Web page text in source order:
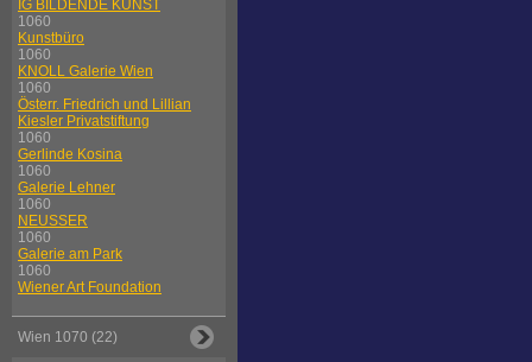
IG BILDENDE KUNST
1060
Kunstbüro
1060
KNOLL Galerie Wien
1060
Österr. Friedrich und Lillian
Kiesler Privatstiftung
1060
Gerlinde Kosina
1060
Galerie Lehner
1060
NEUSSER
1060
Galerie am Park
1060
Wiener Art Foundation
Wien 1070 (22)